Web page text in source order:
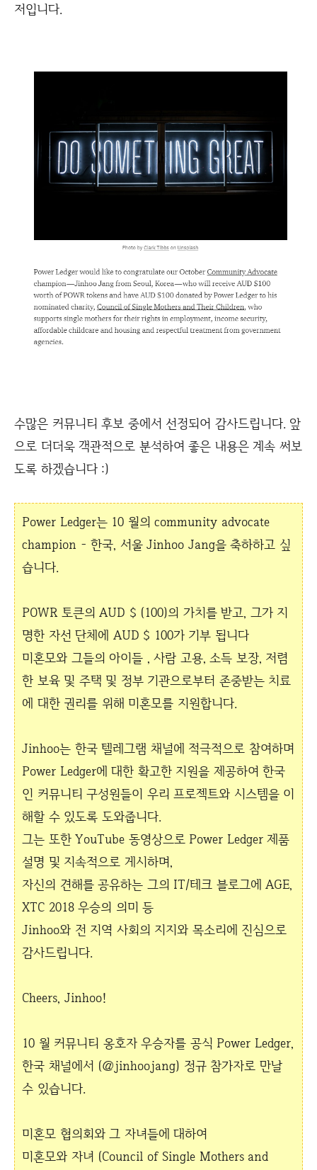
저입니다.
수많은 커뮤니티 후보 중에서 선정되어 감사드립니다. 앞
으로 더더욱 객관적으로 분석하여 좋은 내용은 계속 써보
도록 하겠습니다 :)
Power Ledger는 10 월의 community advocate
champion - 한국, 서울 Jinhoo Jang을 축하하고 싶
습니다.
POWR 토큰의 AUD $ (100)의 가치를 받고, 그가 지
명한 자선 단체에 AUD $ 100가 기부 됩니다
미혼모와 그들의 아이들 , 사람 고용, 소득 보장, 저렴
한 보육 및 주택 및 정부 기관으로부터 존중받는 치료
에 대한 권리를 위해 미혼모를 지원합니다.
Jinhoo는 한국 텔레그램 채널에 적극적으로 참여하며
Power Ledger에 대한 확고한 지원을 제공하여 한국
인 커뮤니티 구성원들이 우리 프로젝트와 시스템을 이
해할 수 있도록 도와줍니다.
그는 또한 YouTube 동영상으로 Power Ledger 제품
설명 및 지속적으로 게시하며,
자신의 견해를 공유하는 그의 IT/테크 블로그에 AGE,
XTC 2018 우승의 의미 등
Jinhoo와 전 지역 사회의 지지와 목소리에 진심으로
감사드립니다.
Cheers, Jinhoo!
10 월 커뮤니티 옹호자 우승자를 공식 Power Ledger,
한국 채널에서 (@jinhoojang) 정규 참가자로 만날
수 있습니다.
미혼모 협의회와 그 자녀들에 대하여
미혼모와 자녀 (Council of Single Mothers and